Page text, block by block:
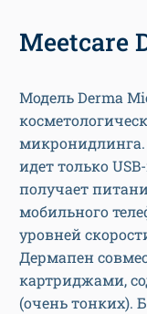
Meetcare
Модель Derma
микронидлинга.
идет только
получает
мобильного
уровней
Дермапен
картриджами,
(очень тонких).